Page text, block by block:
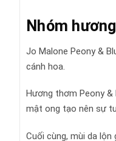
Nhóm
Jo Malone Peony &
cánh hoa.
Hương thơm Peony
mật ong tạo nên sự
Cuối cùng, mùi da